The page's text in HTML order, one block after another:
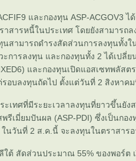
และกองทุน ASP-ACGOV3 ไ
าสารหนี้ในประเทศ โดยยังสามารถ
นสามารถดำรงสัดส่วนการลงทุนทั้ง
ะการลงทุน และกองทุนทั้ง 2 ได้เปลี่
และกองทุนเปิดแอสเซทพลัสต
อบลงทุนถัดไป ตั้งแต่วันที่ 2 สิงหาค
เทศที่มีระยะเวลาลงทุนที่ยาวขึ้นยั
รีเมี่ยมปันผล (ASP-PDI) ซึ่งเป็นกอ
วันที่ 2 ส.ค.นี้ จะลงทุนในตราสาร
สัดส่วนประมาณ 55% ของพอร์ต เ